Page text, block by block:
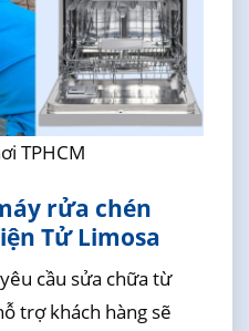
TPHCM
rửa chén
Tử Limosa
cầu sửa chữa từ
trợ khách hàng sẽ